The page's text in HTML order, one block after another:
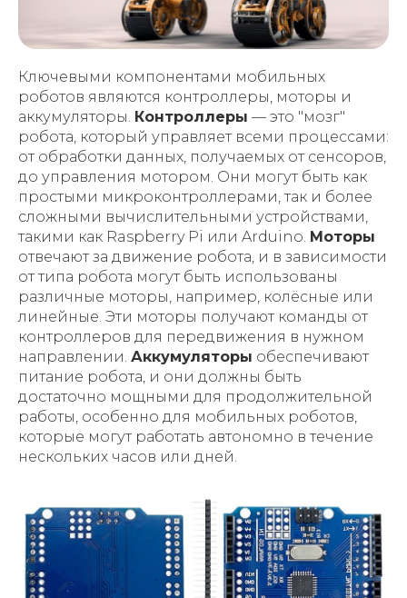
Ключевыми компонентами мобильных
роботов являются контроллеры, моторы и
аккумуляторы. Контроллеры — это "мозг"
робота, который управляет всеми процессами:
от обработки данных, получаемых от сенсоров,
до управления мотором. Они могут быть как
простыми микроконтроллерами, так и более
сложными вычислительными устройствами,
такими как Raspberry Pi или Arduino. Моторы
отвечают за движение робота, и в зависимости
от типа робота могут быть использованы
различные моторы, например, колёсные или
линейные. Эти моторы получают команды от
контроллеров для передвижения в нужном
направлении. Аккумуляторы обеспечивают
питание робота, и они должны быть
достаточно мощными для продолжительной
работы, особенно для мобильных роботов,
которые могут работать автономно в течение
нескольких часов или дней.